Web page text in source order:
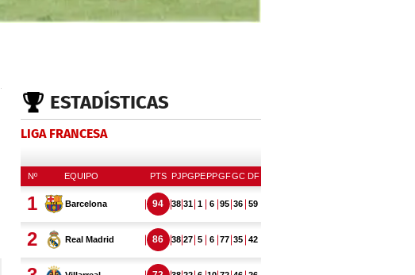
ESTADÍSTICAS
LIGA FRANCESA